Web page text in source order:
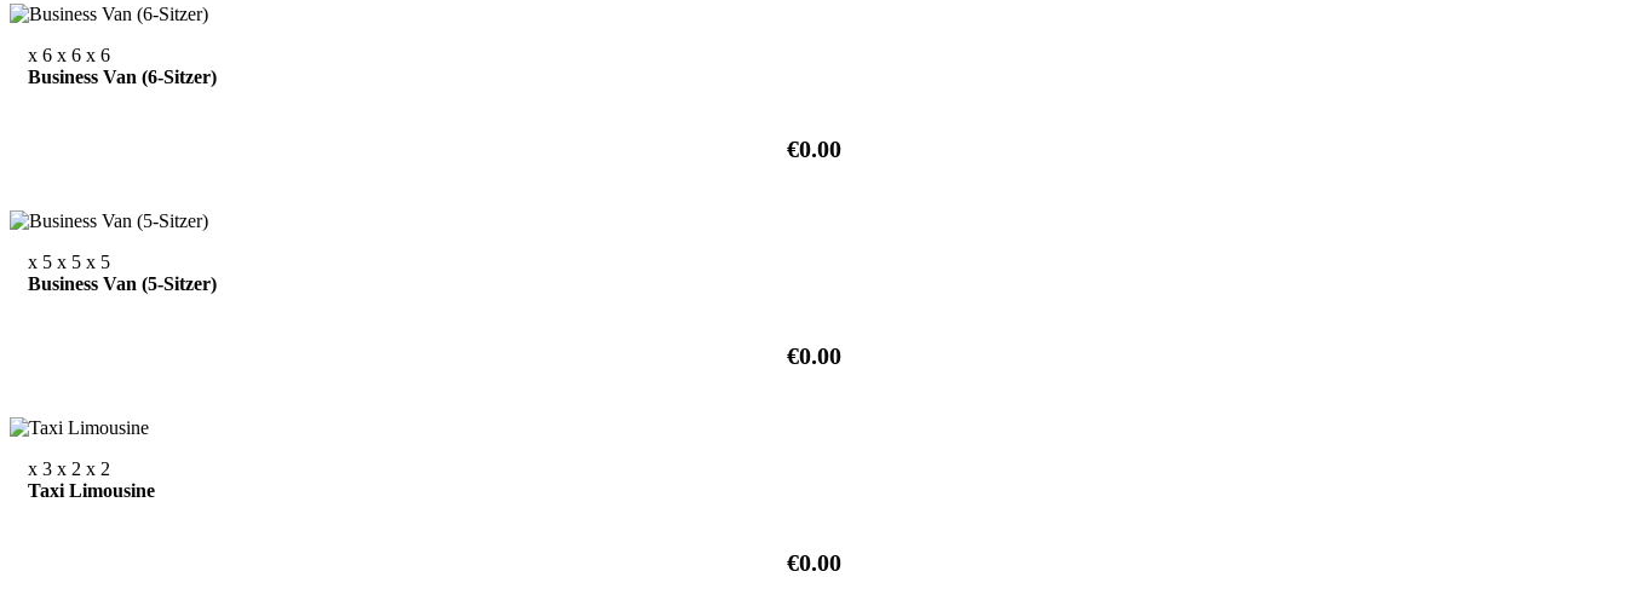
x 6 x 6 x 6
Business Van (6-Sitzer)
€0.00
x 5 x 5 x 5
Business Van (5-Sitzer)
€0.00
x 3 x 2 x 2
Taxi Limousine
€0.00